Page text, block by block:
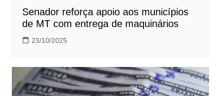
Senador reforça apoio aos municípios
de MT com entrega de maquinários
23/10/2025